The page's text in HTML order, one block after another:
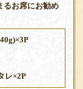
るお席にお勧め
レ×2P